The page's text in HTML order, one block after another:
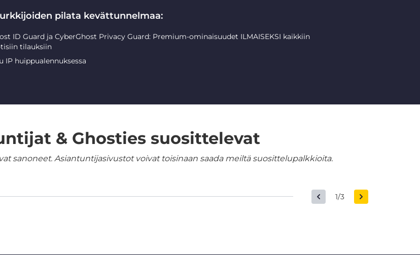
pilata kevättunnelmaa:
ID Guard ja CyberGhost Privacy Guard: Premium-ominaisuudet ILMAISEKSI kaikkiin
tilauksiin
IP huippualennuksessa
& Ghosties suosittelevat
sanoneet. Asiantuntijasivustot voivat toisinaan saada meiltä suosittelupalkkioita.
1/3